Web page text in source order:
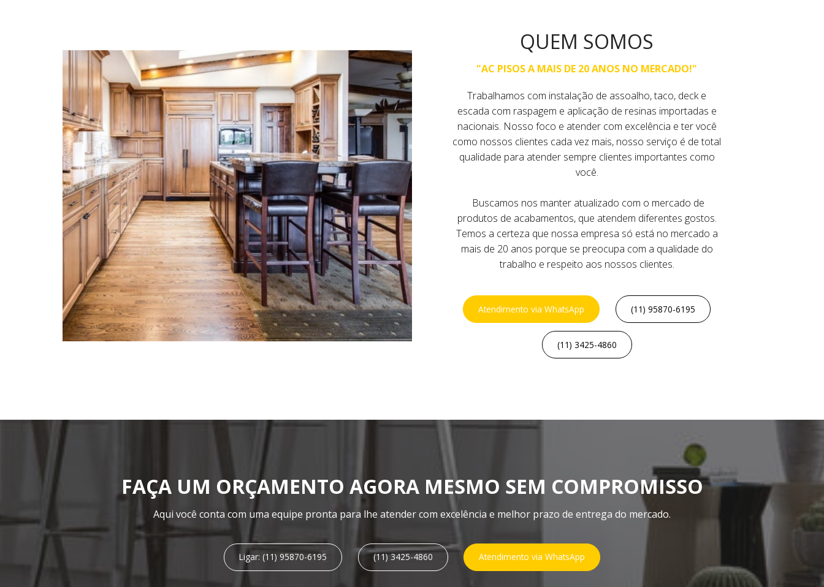
QUEM SOMOS
"AC PISOS A MAIS DE 20 ANOS NO MERCADO!"
Trabalhamos com instalação de assoalho, taco, deck e
escada com raspagem e aplicação de resinas importadas e
nacionais. Nosso foco e atender com excelência e ter você
como nossos clientes cada vez mais, nosso serviço é de total
qualidade para atender sempre clientes importantes como
você.
Buscamos nos manter atualizado com o mercado de
produtos de acabamentos, que atendem diferentes gostos.
Temos a certeza que nossa empresa só está no mercado a
mais de 20 anos porque se preocupa com a qualidade do
trabalho e respeito aos nossos clientes.
Atendimento via WhatsApp (11) 95870-6195
(11) 3425-4860
FAÇA UM ORÇAMENTO AGORA MESMO SEM COMPROMISSO
Aqui você conta com uma equipe pronta para lhe atender com excelência e melhor prazo de entrega do mercado.
Ligar: (11) 95870-6195 (11) 3425-4860 Atendimento via WhatsApp